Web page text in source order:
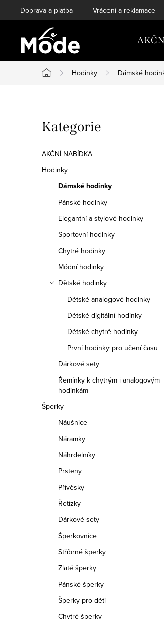
na
Doprava a platba Vrácení a reklamace
Domů
Hodinky Dámské
o
s
t
Přeskočit
kategorie
Kategorie
AKČNÍ NABÍDKA
Hodinky
Dámské hodinky
Pánské hodinky
Elegantní a stylové hodinky
Sportovní hodinky
Chytré hodinky
Módní hodinky
Dětské hodinky
Dětské analogové hodinky
Dětské digitální hodinky
Dětské chytré hodinky
První hodinky pro učení času
Dárkové sety
Řemínky k chytrým i analogovým
hodinkám
Šperky
Náušnice
Náramky
Náhrdelníky
Prsteny
Přívěsky
Řetízky
Dárkové sety
Šperkovnice
Stříbrné šperky
Zlaté šperky
Pánské šperky
Šperky pro děti
Chytré šperky